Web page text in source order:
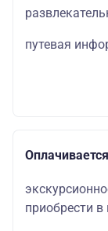
путевая
приобрести в